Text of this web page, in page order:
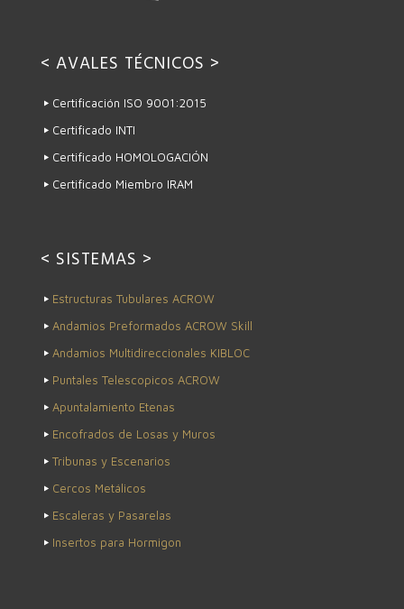
< AVALES TÉCNICOS >
Certificación ISO 9001:2015
Certificado INTI
Certificado HOMOLOGACIÓN
Certificado Miembro IRAM
< SISTEMAS >
Estructuras Tubulares ACROW
Andamios Preformados ACROW Skill
Andamios Multidireccionales KIBLOC
Puntales Telescopicos ACROW
Apuntalamiento Etenas
Encofrados de Losas y Muros
Tribunas y Escenarios
Cercos Metálicos
Escaleras y Pasarelas
Insertos para Hormigon